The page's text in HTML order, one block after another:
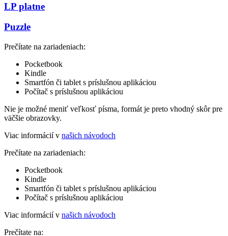
LP platne
Puzzle
Prečítate na zariadeniach:
Pocketbook
Kindle
Smartfón či tablet s príslušnou aplikáciou
Počítač s príslušnou aplikáciou
Nie je možné meniť veľkosť písma, formát je preto vhodný skôr pre
väčšie obrazovky.
Viac informácií v našich návodoch
Prečítate na zariadeniach:
Pocketbook
Kindle
Smartfón či tablet s príslušnou aplikáciou
Počítač s príslušnou aplikáciou
Viac informácií v našich návodoch
Prečítate na: